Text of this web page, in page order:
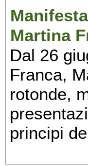
Martina
Dal 26
Franca,
rotonde,
principi